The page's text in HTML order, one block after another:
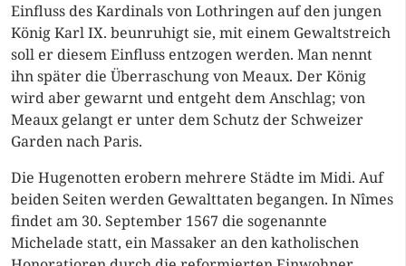
Einfluss des Kardinals von Lothringen auf den jungen
König Karl IX. beunruhigt sie, mit einem Gewaltstreich
soll er diesem Einfluss entzogen werden. Man nennt
ihn später die Überraschung von Meaux. Der König
wird aber gewarnt und entgeht dem Anschlag; von
Meaux gelangt er unter dem Schutz der Schweizer
Garden nach Paris.
Die Hugenotten erobern mehrere Städte im Midi. Auf
beiden Seiten werden Gewalttaten begangen. In Nîmes
findet am 30. September 1567 die sogenannte
Michelade statt, ein Massaker an den katholischen